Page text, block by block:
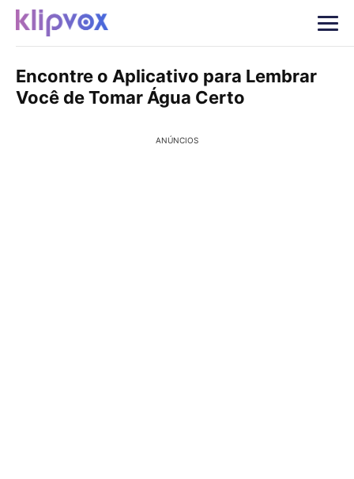
Encontre o Aplicativo para Lembrar
Você de Tomar Água Certo
ANÚNCIOS